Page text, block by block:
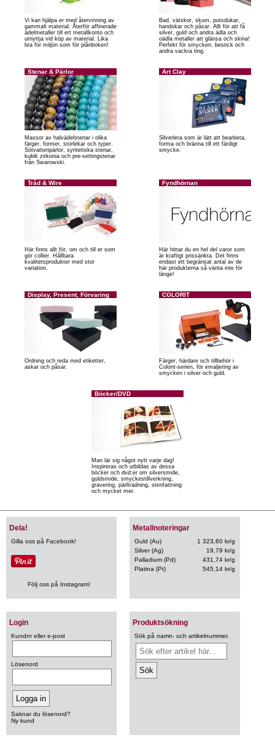
Vi kan hjälpa er med återvinning av
gammalt material. Återför affinerade
ädelmetaller till ert metallkonto och
utnyttja vid köp av material. Lika
bra för miljön som för plånboken!
Bad, vätskor, skum, putsdukar,
handskar och påsar. Allt för att få
silver, guld och andra ädla och
oädla metaller att glänsa och skina!
Perfekt för smycken, bestick och
andra vackra ting.
Stenar & Pärlor
Massor av halvädelstenar i olika
färger, former, storlekar och typer.
Sötvattenpärlor, syntetiska stenar,
kubik zirkonia och pre-settingstenar
från Swarowski.
Art Clay
Silverlera som är lätt att bearbeta,
forma och bränna till ett färdigt
smycke.
Tråd & Wire
Här finns allt för, om och till er som
gör collier. Hållbara
kvalitetsprodukter med stor
variation.
Fyndhörnan
Här hittar du en hel del varor som
är kraftigt prissänkta. Det finns
endast ett begränsat antal av de
här produkterna så vänta inte för
länge!
Display, Present, Förvaring
Ordning och reda med etiketter,
askar och påsar.
COLORIT
Färger, härdare och tillbehör i
Colorit-serien, för emaljering av
smycken i silver och guld.
Böcker/DVD
Man lär sig något nytt varje dag!
Inspireras och utbildas av dessa
böcker och dvd:er om silversmide,
guldsmide, smyckestillverkning,
gravering, pärlträdning, stenfattning
och mycket mer.
Metallnoteringar
Guld (Au)
1 323,60 kr/g
Silver (Ag)
19,79 kr/g
Palladium (Pd)
431,74 kr/g
Platina (Pt)
545,14 kr/g
Login
Kundnr eller e-post
Lösenord
Saknar du lösenord?
Ny kund
Produktsökning
Sök på namn- och artikelnummer.
Dela!
Gilla oss på Facebook!
Följ oss på Instagram!